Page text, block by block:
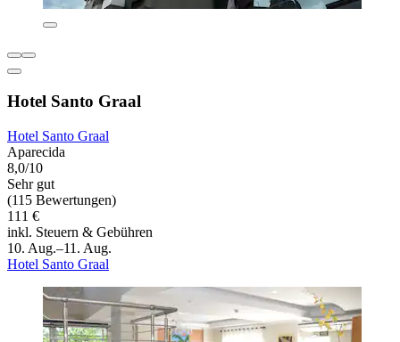
Hotel Santo Graal
Hotel Santo Graal
Aparecida
8,0/10
Sehr gut
(115 Bewertungen)
111 €
inkl. Steuern & Gebühren
10. Aug.–11. Aug.
Hotel Santo Graal